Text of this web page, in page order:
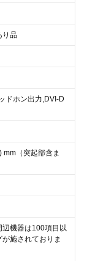
り品
ドホン出力,DVI-D
（突起部含ま
機器は100項目以
施されておりま